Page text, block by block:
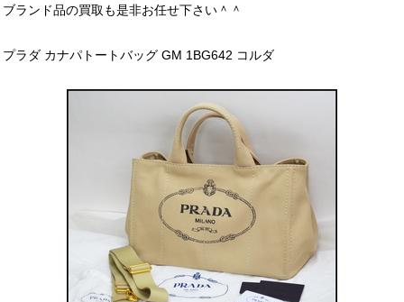
ブランド品の買取も是非お任せ下さい＾＾
プラダ カナパトートバッグ GM 1BG642 コルダ